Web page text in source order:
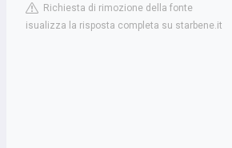
Richiesta di rimozione della fonte
isualizza la risposta completa su starbene.it